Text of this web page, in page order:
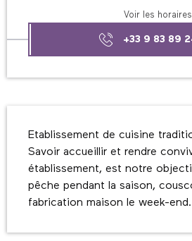
Voir les horaires
+33 9 83 89
Etablissement de cuisine
Savoir accueillir et rendre
établissement, est notre
pêche pendant la saison,
fabrication maison le week-end.